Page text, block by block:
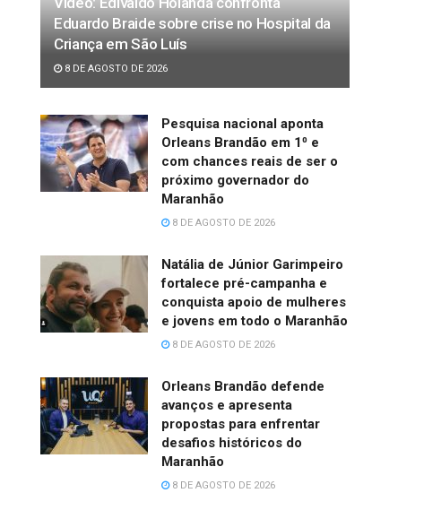
Eduardo Braide sobre crise no Hospital da
Criança em São Luís
8 DE AGOSTO DE 2026
Pesquisa nacional aponta
Orleans Brandão em 1⁰ e
com chances reais de ser o
próximo governador do
Maranhão
8 DE AGOSTO DE 2026
Natália de Júnior Garimpeiro
fortalece pré-campanha e
conquista apoio de mulheres
e jovens em todo o Maranhão
8 DE AGOSTO DE 2026
Orleans Brandão defende
avanços e apresenta
propostas para enfrentar
desafios históricos do
Maranhão
8 DE AGOSTO DE 2026